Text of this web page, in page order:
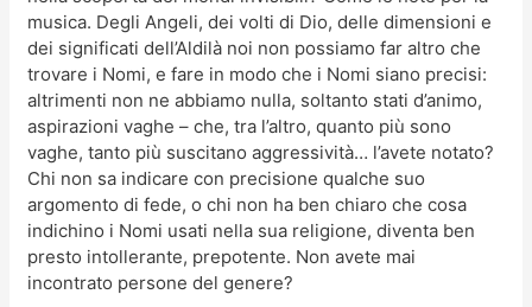
musica. Degli Angeli, dei volti di Dio, delle dimensioni e
dei significati dell’Aldilà noi non possiamo far altro che
trovare i Nomi, e fare in modo che i Nomi siano precisi:
altrimenti non ne abbiamo nulla, soltanto stati d’animo,
aspirazioni vaghe – che, tra l’altro, quanto più sono
vaghe, tanto più suscitano aggressività… l’avete notato?
Chi non sa indicare con precisione qualche suo
argomento di fede, o chi non ha ben chiaro che cosa
indichino i Nomi usati nella sua religione, diventa ben
presto intollerante, prepotente. Non avete mai
incontrato persone del genere?